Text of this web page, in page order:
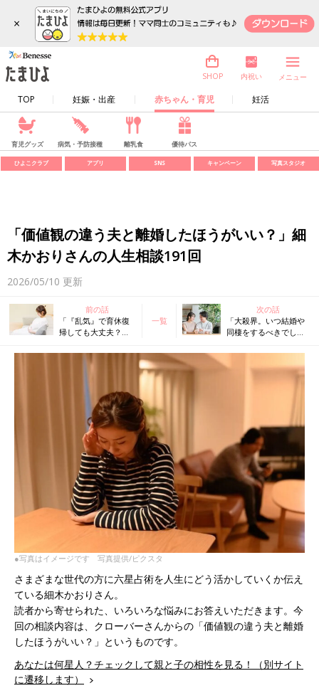
×
TOP 妊娠・出産 赤ちゃん・育児 妊活
SHOP 内祝い メニュー
育児グッズ 病気・予防接種 離乳食 優待パス
ひよこクラブ アプリ SNS キャンペーン 写真スタジオ
「価値観の違う夫と離婚したほうがいい？」細
木かおりさんの人生相談191回
2026/05/10 更新
前の話
「『乱気』で育休復
帰しても大丈夫？」
生相談190回
一覧
次の話
「大殺界。いつ結婚や
同棲をするべきでしょ
んの人生相談192回
●写真はイメージです 写真提供/ピクスタ
さまざまな世代の方に六星占術を人生にどう活かしていくか伝え
ている細木かおりさん。
読者から寄せられた、いろいろな悩みにお答えいただきます。今
回の相談内容は、クローバーさんからの「価値観の違う夫と離婚
したほうがいい？」というものです。
あなたは何星人？チェックして親と子の相性を見る！（別サイト
に遷移します）